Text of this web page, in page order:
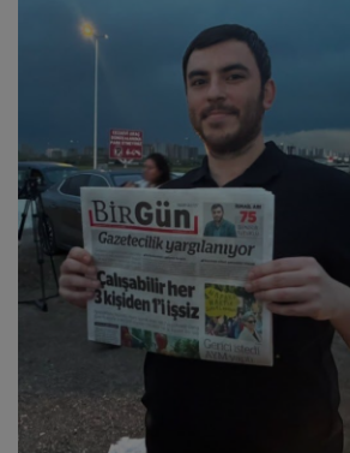
ULUSLARARASI
SAĞLIK VE YAŞAM TARZI
YEMEK
SPOR
SEYAHAT
GALERİ